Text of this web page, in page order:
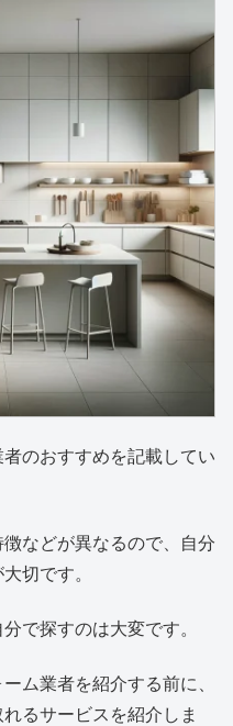
のおすすめを記載してい
などが異なるので、自分
切です。
で探すのは大変です。
ム業者を紹介する前に、
るサービスを紹介しま